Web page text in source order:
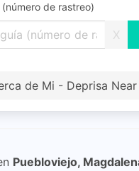
de rastreo)
X
de Mi - Deprisa Near
Puebloviejo,